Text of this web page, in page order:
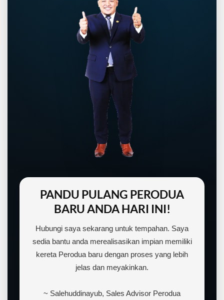
PANDU PULANG PERODUA
BARU ANDA HARI INI!
Hubungi saya sekarang untuk tempahan. Saya
sedia bantu anda merealisasikan impian memiliki
kereta Perodua baru dengan proses yang lebih
jelas dan meyakinkan.
~ Salehuddinayub, Sales Advisor Perodua